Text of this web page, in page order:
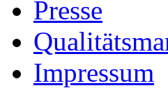
Presse
Impressum